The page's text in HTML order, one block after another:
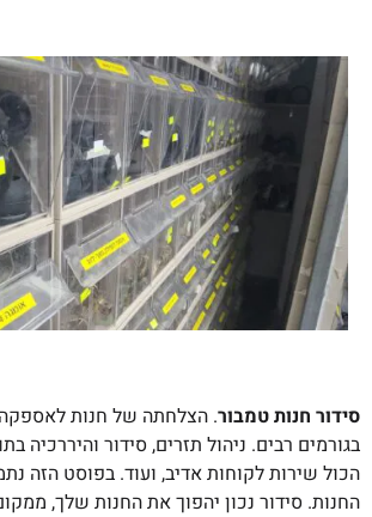
סידור חנות טמבור. הצלחתה של חנות לאספקה
בגורמים רבים. ניהול תזרים, סידור והיררכיה
הכול שירות לקוחות אדיב, ועוד. בפוסט הזה
החנות. סידור נכון יהפוך את החנות שלך,